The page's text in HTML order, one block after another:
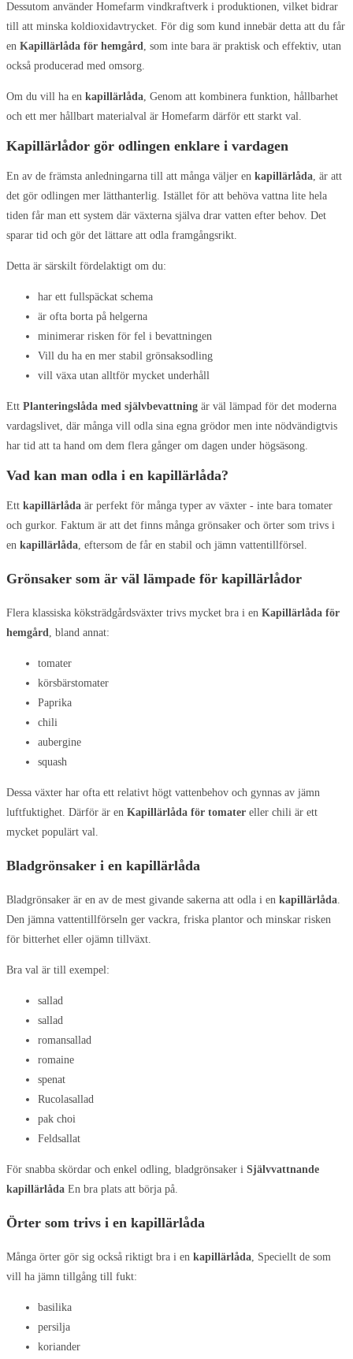
Dessutom använder Homefarm vindkraftverk i produktionen, vilket bidrar
till att minska koldioxidavtrycket. För dig som kund innebär detta att du får
en Kapillärlåda för hemgård, som inte bara är praktisk och effektiv, utan
också producerad med omsorg.
Om du vill ha en kapillärlåda, Genom att kombinera funktion, hållbarhet
och ett mer hållbart materialval är Homefarm därför ett starkt val.
Kapillärlådor gör odlingen enklare i vardagen
En av de främsta anledningarna till att många väljer en kapillärlåda , är att
det gör odlingen mer lätthanterlig. Istället för att behöva vattna lite hela
tiden får man ett system där växterna själva drar vatten efter behov. Det
sparar tid och gör det lättare att odla framgångsrikt.
Detta är särskilt fördelaktigt om du:
har ett fullspäckat schema
är ofta borta på helgerna
minimerar risken för fel i bevattningen
Vill du ha en mer stabil grönsaksodling
vill växa utan alltför mycket underhåll
Ett Planteringslåda med självbevattning är väl lämpad för det moderna
vardagslivet, där många vill odla sina egna grödor men inte nödvändigtvis
har tid att ta hand om dem flera gånger om dagen under högsäsong.
Vad kan man odla i en kapillärlåda?
Ett kapillärlåda är perfekt för många typer av växter - inte bara tomater
och gurkor. Faktum är att det finns många grönsaker och örter som trivs i
en kapillärlåda , eftersom de får en stabil och jämn vattentillförsel.
Grönsaker som är väl lämpade för kapillärlådor
Flera klassiska köksträdgårdsväxter trivs mycket bra i en Kapillärlåda för
hemgård
, bland annat:
tomater
körsbärstomater
Paprika
chili
aubergine
squash
Dessa växter har ofta ett relativt högt vattenbehov och gynnas av jämn
luftfuktighet. Därför är en Kapillärlåda för tomater eller chili är ett
mycket populärt val.
Bladgrönsaker i en kapillärlåda
Bladgrönsaker är en av de mest givande sakerna att odla i en kapillärlåda
Den jämna vattentillförseln ger vackra, friska plantor och minskar risken
för bitterhet eller ojämn tillväxt.
Bra val är till exempel:
sallad
sallad
romansallad
romaine
spenat
Rucolasallad
pak choi
Feldsallat
För snabba skördar och enkel odling, bladgrönsaker i Självvattnande
kapillärlåda En bra plats att börja på.
Örter som trivs i en kapillärlåda
Många örter gör sig också riktigt bra i en kapillärlåda , Speciellt de som
vill ha jämn tillgång till fukt:
basilika
persilja
koriander